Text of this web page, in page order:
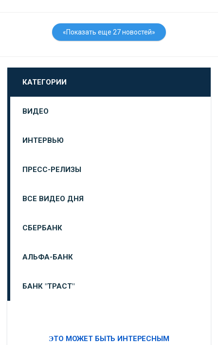
«Показать еще 27 новостей»
КАТЕГОРИИ
ВИДЕО
ИНТЕРВЬЮ
ПРЕСС-РЕЛИЗЫ
ВСЕ ВИДЕО ДНЯ
СБЕРБАНК
АЛЬФА-БАНК
БАНК "ТРАСТ"
ЭТО МОЖЕТ БЫТЬ ИНТЕРЕСНЫМ